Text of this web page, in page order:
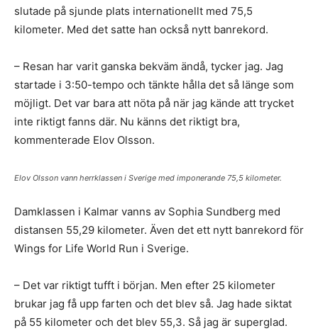
slutade på sjunde plats internationellt med 75,5
kilometer. Med det satte han också nytt banrekord.
– Resan har varit ganska bekväm ändå, tycker jag. Jag
startade i 3:50-tempo och tänkte hålla det så länge som
möjligt. Det var bara att nöta på när jag kände att trycket
inte riktigt fanns där. Nu känns det riktigt bra,
kommenterade Elov Olsson.
Elov Olsson vann herrklassen i Sverige med imponerande 75,5 kilometer.
Damklassen i Kalmar vanns av Sophia Sundberg med
distansen 55,29 kilometer. Även det ett nytt banrekord för
Wings for Life World Run i Sverige.
– Det var riktigt tufft i början. Men efter 25 kilometer
brukar jag få upp farten och det blev så. Jag hade siktat
på 55 kilometer och det blev 55,3. Så jag är superglad.